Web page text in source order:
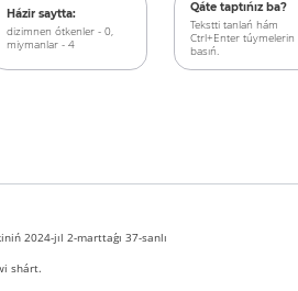
Házir saytta:
dizimnen ótkenler - 0,
miymanlar - 4
Qáte taptıńız ba?
Tekstti tanlań hám
Ctrl+Enter túymelerin
basıń.
2024-jıl 2-marttaǵı 37-sanlı
shárt.